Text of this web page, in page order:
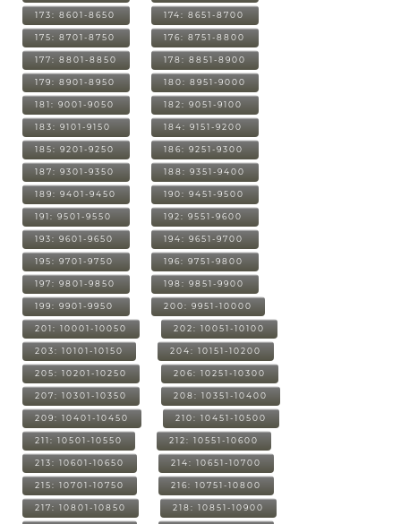
173: 8601-8650 174: 8651-8700
175: 8701-8750 176: 8751-8800
177: 8801-8850 178: 8851-8900
179: 8901-8950 180: 8951-9000
181: 9001-9050 182: 9051-9100
183: 9101-9150 184: 9151-9200
185: 9201-9250 186: 9251-9300
187: 9301-9350 188: 9351-9400
189: 9401-9450 190: 9451-9500
191: 9501-9550 192: 9551-9600
193: 9601-9650 194: 9651-9700
195: 9701-9750 196: 9751-9800
197: 9801-9850 198: 9851-9900
199: 9901-9950 200: 9951-10000
201: 10001-10050 202: 10051-10100
203: 10101-10150 204: 10151-10200
205: 10201-10250 206: 10251-10300
207: 10301-10350 208: 10351-10400
209: 10401-10450 210: 10451-10500
211: 10501-10550 212: 10551-10600
213: 10601-10650 214: 10651-10700
215: 10701-10750 216: 10751-10800
217: 10801-10850 218: 10851-10900